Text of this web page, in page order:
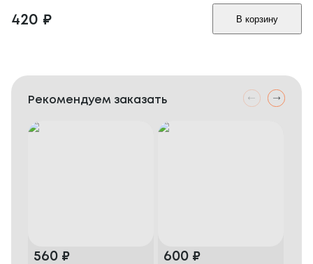
420 ₽ В корзину
Рекомендуем заказать
560 ₽ 600 ₽